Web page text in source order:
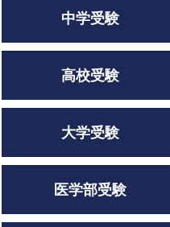
中学受験
高校受験
大学受験
医学部受験